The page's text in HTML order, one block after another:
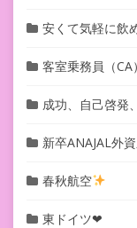
安くて気軽に飲
客室乗務員（CA
成功、自己啓発
新卒ANAJAL外
春秋航空
東ドイツ❤︎